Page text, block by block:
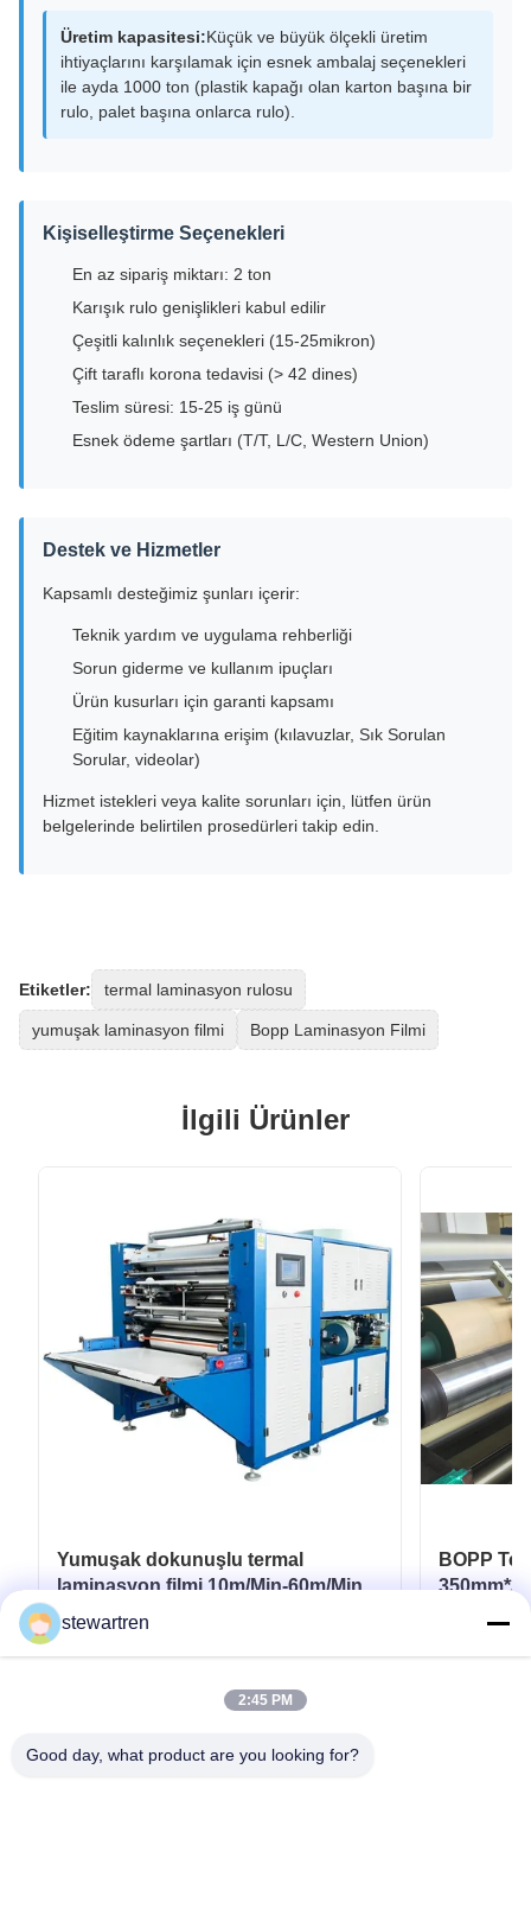
Üretim kapasitesi:Küçük ve büyük ölçekli üretim
ihtiyaçlarını karşılamak için esnek ambalaj seçenekleri
ile ayda 1000 ton (plastik kapağı olan karton başına bir
rulo, palet başına onlarca rulo).
Kişiselleştirme Seçenekleri
En az sipariş miktarı: 2 ton
Karışık rulo genişlikleri kabul edilir
Çeşitli kalınlık seçenekleri (15-25mikron)
Çift taraflı korona tedavisi (> 42 dines)
Teslim süresi: 15-25 iş günü
Esnek ödeme şartları (T/T, L/C, Western Union)
Destek ve Hizmetler
Kapsamlı desteğimiz şunları içerir:
Teknik yardım ve uygulama rehberliği
Sorun giderme ve kullanım ipuçları
Ürün kusurları için garanti kapsamı
Eğitim kaynaklarına erişim (kılavuzlar, Sık Sorulan
Sorular, videolar)
Hizmet istekleri veya kalite sorunları için, lütfen ürün
belgelerinde belirtilen prosedürleri takip edin.
Etiketler: termal laminasyon rulosu
yumuşak laminasyon filmi Bopp Laminasyon Filmi
İlgili Ürünler
Yumuşak dokunuşlu termal
laminasyon filmi 10m/Min-60m/Min
Esnek ambalaj için
BOPP
stewartren
2:45 PM
Good day, what product are you looking for?